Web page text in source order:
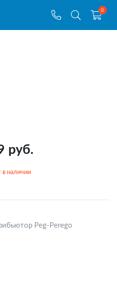
0
руб.
в наличии
Peg-Perego